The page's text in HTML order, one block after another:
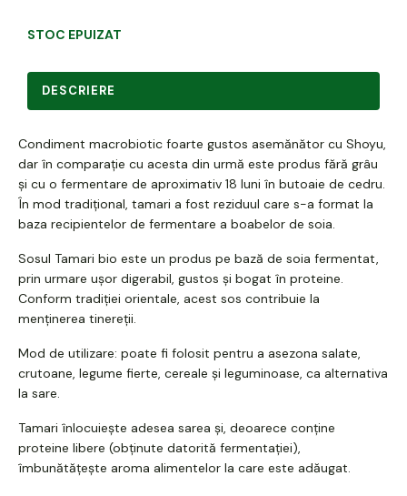
STOC EPUIZAT
DESCRIERE
Condiment macrobiotic foarte gustos asemănător cu Shoyu,
dar în comparație cu acesta din urmă este produs fără grâu
și cu o fermentare de aproximativ 18 luni în butoaie de cedru.
În mod tradițional, tamari a fost reziduul care s-a format la
baza recipientelor de fermentare a boabelor de soia.
Sosul Tamari bio este un produs pe bază de soia fermentat,
prin urmare ușor digerabil, gustos și bogat în proteine.
Conform tradiției orientale, acest sos contribuie la
menținerea tinereții.
Mod de utilizare: poate fi folosit pentru a asezona salate,
crutoane, legume fierte, cereale și leguminoase, ca alternativa
la sare.
Tamari înlocuiește adesea sarea și, deoarece conține
proteine ​​libere (obținute datorită fermentației),
îmbunătățește aroma alimentelor la care este adăugat.